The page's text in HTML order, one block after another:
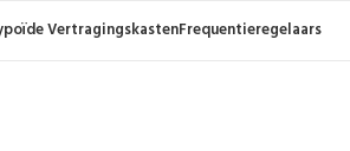
VertragingskastenFrequentieregelaars